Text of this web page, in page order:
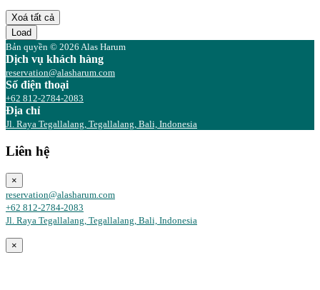
Xoá tất cả
Load
Bản quyền © 2026 Alas Harum
Dịch vụ khách hàng
reservation@alasharum.com
Số điện thoại
+62 812-2784-2083
Địa chỉ
Jl. Raya Tegallalang, Tegallalang, Bali, Indonesia
Liên hệ
×
reservation@alasharum.com
+62 812-2784-2083
Jl. Raya Tegallalang, Tegallalang, Bali, Indonesia
×